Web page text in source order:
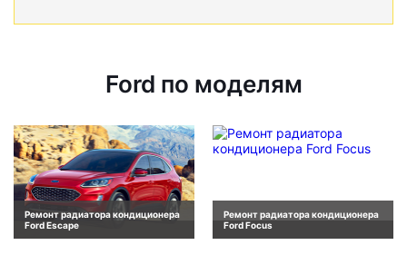
Ford по моделям
Ремонт радиатора кондиционера
Ford Escape
Ремонт радиатора кондиционера
Ford Focus